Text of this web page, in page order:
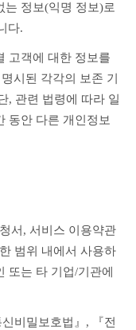
는 정보(익명 정보)로
다.
고객에 대한 정보를
시된 각각의 보존 기
, 관련 법령에 따라 일
동안 다른 개인정보
서, 서비스 이용약관
범위 내에서 사용하
또는 타 기업/기관에
비밀보호법』, 『전